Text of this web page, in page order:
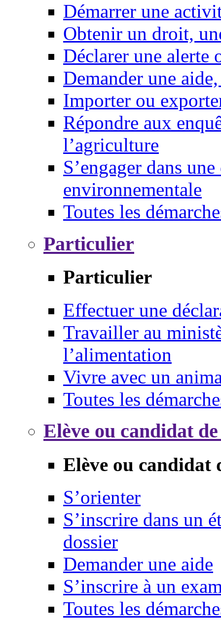
Démarrer une
Obtenir un droit,
Déclarer une alerte
Demander une
Importer ou
Répondre aux
l’agriculture
S’engager dans
environnementale
Toutes les
Particulier
Particulier
Effectuer une
Travailler au
l’alimentation
Vivre avec un
Toutes les
Elève ou candidat
Elève ou candidat
S’orienter
S’inscrire dans un
dossier
Demander une aide
S’inscrire à un
Toutes les